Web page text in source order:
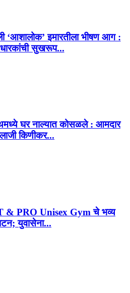
‘आशालोक’ इमारतीला भीषण आग :
सुखरूप...
घर नाल्यात कोसळले : आमदार
किणीकर...
& PRO Unisex Gym चे भव्य
युवासेना...